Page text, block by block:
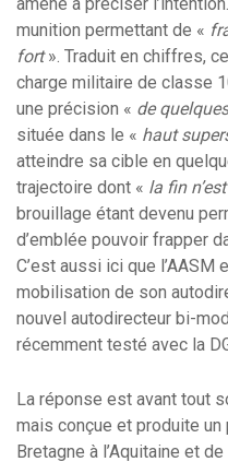
amène à préciser
munition permettant de «
fort». Traduit en chiffres,
charge militaire de classe
une précision « de
située dans le « haut
atteindre sa cible en
trajectoire dont « la fin
brouillage étant devenu
d’emblée pouvoir frapper
C’est aussi ici que l’AASM
mobilisation de son
nouvel autodirecteur bi-
récemment testé avec la
La réponse est avant tout
mais conçue et produite un
Bretagne à l’Aquitaine et